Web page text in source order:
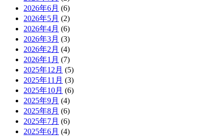
2026年6月 (6)
2026年5月 (2)
2026年4月 (6)
2026年3月 (3)
2026年2月 (4)
2026年1月 (7)
2025年12月 (5)
2025年11月 (3)
2025年10月 (6)
2025年9月 (4)
2025年8月 (6)
2025年7月 (6)
2025年6月 (4)